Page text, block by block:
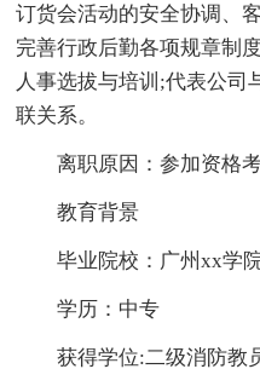
订货会活动的安全协调、
完善行政后勤各项规章制
人事选拔与培训;代表公司
联关系。
离职原因：参加资格
教育背景
毕业院校：广州xx学
学历：中专
获得学位:二级消防教